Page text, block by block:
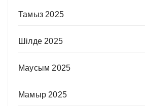
Тамыз 2025
Шілде 2025
Маусым 2025
Мамыр 2025